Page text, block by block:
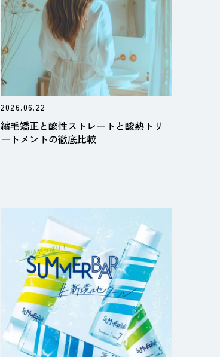
2026.06.22
縮毛矯正と酸性ストレートと酸熱トリ
ートメントの徹底比較